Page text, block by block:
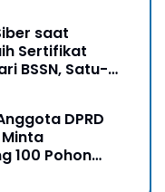
saat
Sertifikat
BSSN, Satu-
DPRD
100 Pohon